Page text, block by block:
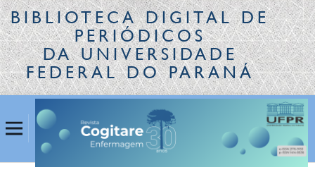
Legislação
Canais
BIBLIOTECA DIGITALDE
PERIÓDICOS
DA UNIVERSIDADE
FEDERAL DO PARANÁ